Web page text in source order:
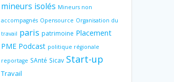
mineurs isolés Mineurs non
accompagnés Opensource Organisation du
travail paris patrimoine Placement
PME Podcast politique régionale
reportage SAnté Sicav Start-up
Travail